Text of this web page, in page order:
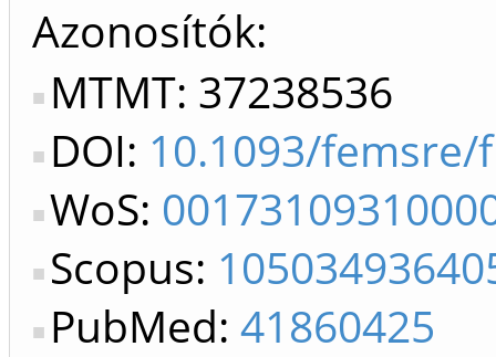
Azonosítók
MTMT: 37238536
DOI: 10.1093/femsre/
WoS:
Scopus:
PubMed: 41860425